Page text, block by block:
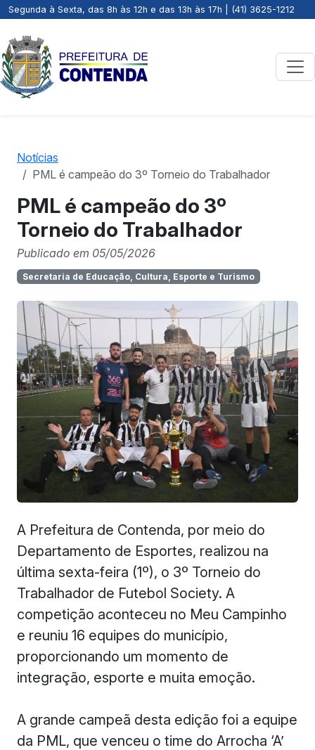
Segunda à Sexta, das 8h às 12h e das 13h às 17h | (41) 3625-1212
Notícias
PML é campeão do 3º Torneio do Trabalhador
PML é campeão do 3º
Torneio do Trabalhador
Publicado em 05/05/2026
Secretaria de Educação, Cultura, Esporte e Turismo
A Prefeitura de Contenda, por meio do
Departamento de Esportes, realizou na
última sexta-feira (1º), o 3º Torneio do
Trabalhador de Futebol Society. A
competição aconteceu no Meu Campinho
e reuniu 16 equipes do município,
proporcionando um momento de
integração, esporte e muita emoção.
A grande campeã desta edição foi a equipe
da PML, que venceu o time do Arrocha ‘A’